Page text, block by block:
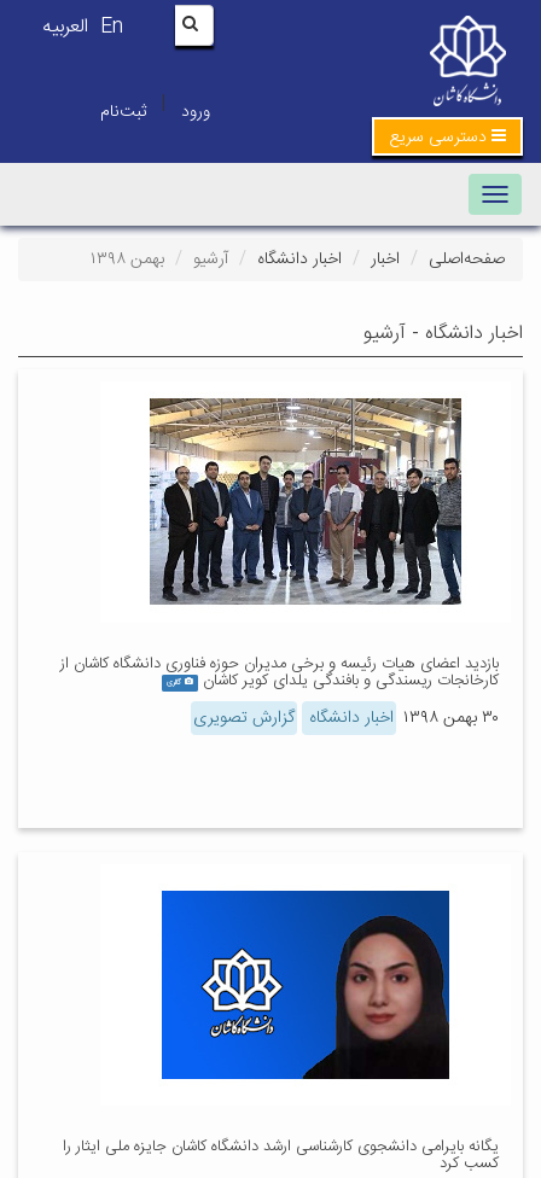
En العربیه
ورود | ثبت‌نام
دسترسی سریع
Toggle navigation
صفحه‌اصلی اخبار اخبار دانشگاه آرشیو بهمن ۱۳۹۸
اخبار دانشگاه - آرشیو
بازدید اعضای هیات رئیسه و برخی مدیران حوزه فناوری دانشگاه کاشان از
کارخانجات ریسندگی و بافندگی یلدای کویر کاشان گالری
۳۰ بهمن ۱۳۹۸ اخبار دانشگاه گزارش تصویری
یگانه بایرامی دانشجوی کارشناسی ارشد دانشگاه کاشان جایزه ملی ایثار را
کسب کرد